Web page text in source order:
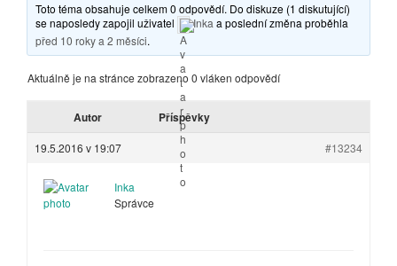
Toto téma obsahuje celkem 0 odpovědí. Do diskuze (1 diskutující)
se naposledy zapojil uživatel
Inka a poslední změna proběhla
před 10 roky a 2 měsíci.
Aktuálně je na stránce zobrazeno 0 vláken odpovědí
Autor Příspěvky
19.5.2016 v 19:07 #13234
Inka
Správce